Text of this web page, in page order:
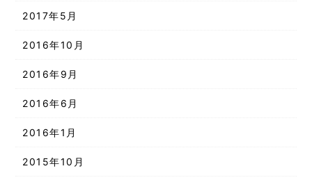
2017年5月
2016年10月
2016年9月
2016年6月
2016年1月
2015年10月